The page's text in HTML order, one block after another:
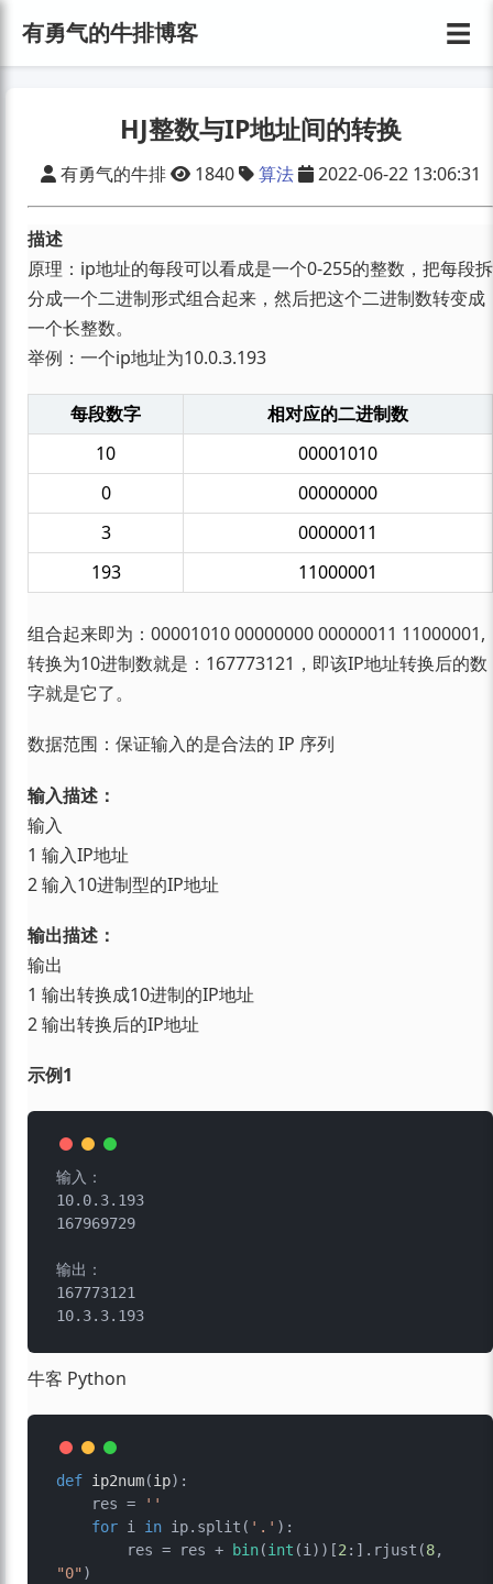
有勇气的牛排博客 ☰
HJ整数与IP地址间的转换
有勇气的牛排 1840 算法 2022-06-22 13:06:31
描述
原理：ip地址的每段可以看成是一个0-255的整数，把每段拆
分成一个二进制形式组合起来，然后把这个二进制数转变成
一个长整数。
举例：一个ip地址为10.0.3.193
每段数字 相对应的二进制数
10
00001010
0
00000000
3
00000011
193
11000001
组合起来即为：00001010 00000000 00000011 11000001,
转换为10进制数就是：167773121，即该IP地址转换后的数
字就是它了。
数据范围：保证输入的是合法的 IP 序列
输入描述：
输入
1 输入IP地址
2 输入10进制型的IP地址
输出描述：
输出
1 输出转换成10进制的IP地址
2 输出转换后的IP地址
示例1
输入：
10.0.3.193
167969729
输出：
167773121
牛客 Python
def ip2num(ip):
    res =
''
for i in ip.split( '.' ):
        res = res +
bin(int (i))[2:].rjust(8
"0" )